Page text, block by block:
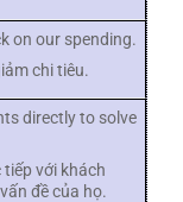
on our spending.
chi tiêu.
directly to solve
tiếp với khách
đề của họ.